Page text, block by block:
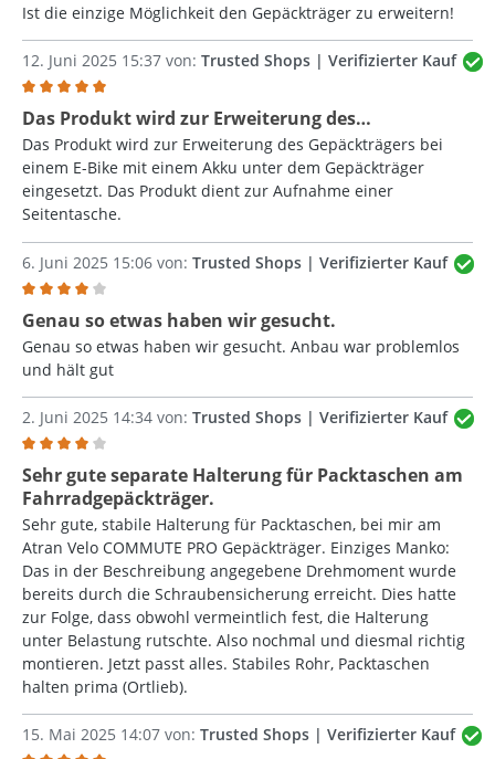
Ist die einzige Möglichkeit den Gepäckträger zu erweitern!
12. Juni 2025 15:37 von: Trusted Shops | Verifizierter Kauf
Bewertung mit 5 von 5 Sternen
Das Produkt wird zur Erweiterung des…
Das Produkt wird zur Erweiterung des Gepäckträgers bei
einem E-Bike mit einem Akku unter dem Gepäckträger
eingesetzt. Das Produkt dient zur Aufnahme einer
Seitentasche.
6. Juni 2025 15:06 von: Trusted Shops | Verifizierter Kauf
Bewertung mit 4 von 5 Sternen
Genau so etwas haben wir gesucht.
Genau so etwas haben wir gesucht. Anbau war problemlos
und hält gut
2. Juni 2025 14:34 von: Trusted Shops | Verifizierter Kauf
Bewertung mit 4 von 5 Sternen
Sehr gute separate Halterung für Packtaschen am
Fahrradgepäckträger.
Sehr gute, stabile Halterung für Packtaschen, bei mir am
Atran Velo COMMUTE PRO Gepäckträger. Einziges Manko:
Das in der Beschreibung angegebene Drehmoment wurde
bereits durch die Schraubensicherung erreicht. Dies hatte
zur Folge, dass obwohl vermeintlich fest, die Halterung
unter Belastung rutschte. Also nochmal und diesmal richtig
montieren. Jetzt passt alles. Stabiles Rohr, Packtaschen
halten prima (Ortlieb).
15. Mai 2025 14:07 von: Trusted Shops | Verifizierter Kauf